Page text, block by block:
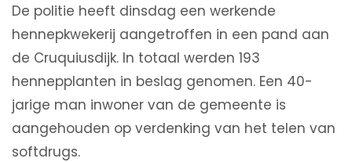
De politie heeft dinsdag een werkende
hennepkwekerij aangetroffen in een pand aan
de Cruquiusdijk. In totaal werden 193
hennepplanten in beslag genomen. Een 40-
jarige man inwoner van de gemeente is
aangehouden op verdenking van het telen van
softdrugs.